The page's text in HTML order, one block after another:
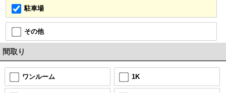
駐車場
その他
間取り
ワンルーム 1K